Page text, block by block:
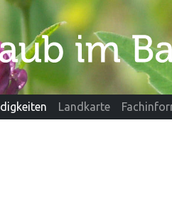
Landkarte